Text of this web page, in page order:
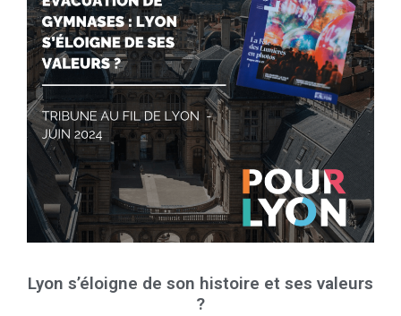
Lyon s’éloigne de son histoire et ses valeurs
?